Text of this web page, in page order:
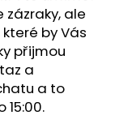
ale
by Vás
přijmou
a
a to